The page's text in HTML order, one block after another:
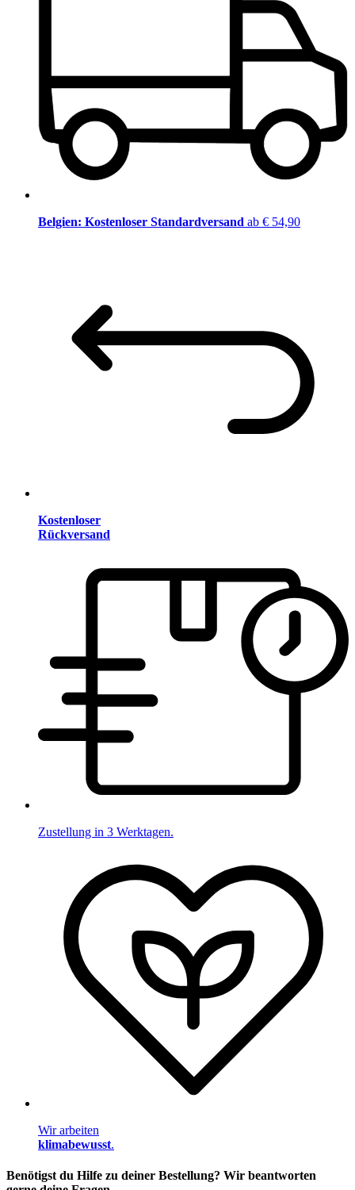
Belgien: Kostenloser Standardversand ab € 54,90
Kostenloser
Rückversand
Zustellung in 3 Werktagen.
Wir arbeiten
klimabewusst.
Benötigst du Hilfe zu deiner Bestellung? Wir beantworten